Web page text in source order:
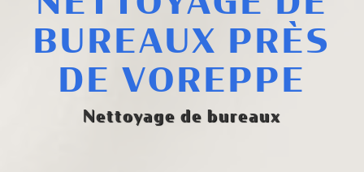
BUREAUX PRÈS
DE VOREPPE
Nettoyage de bureaux